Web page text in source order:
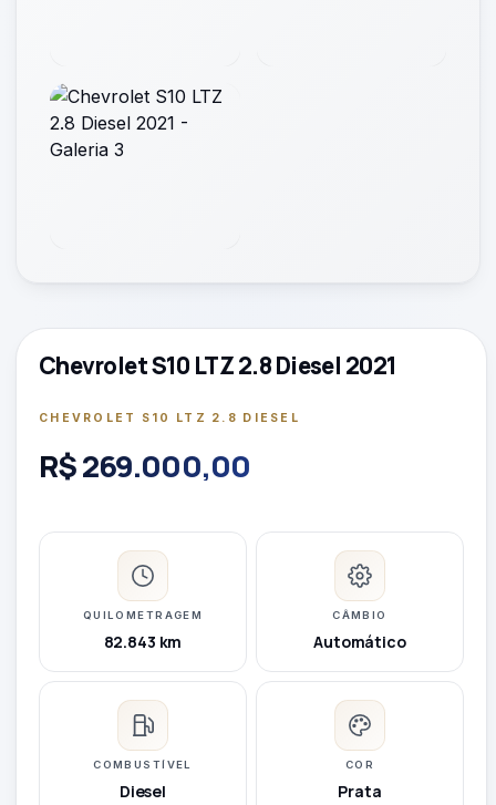
Chevrolet S10 LTZ 2.8 Diesel 2021
CHEVROLET S10 LTZ 2.8 DIESEL
R$ 269.000,00
QUILOMETRAGEM
82.843 km
CÂMBIO
Automático
COMBUSTÍVEL
Diesel
COR
Prata